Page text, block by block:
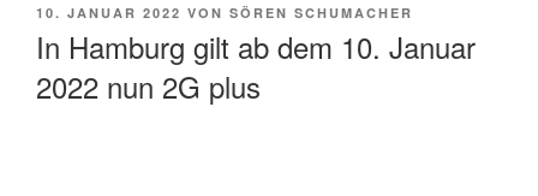
VERÖFFENTLICHT
10. JANUAR 2022 VON SÖREN SCHUMACHER
In Hamburg gilt ab dem 10. Januar
2022 nun 2G plus